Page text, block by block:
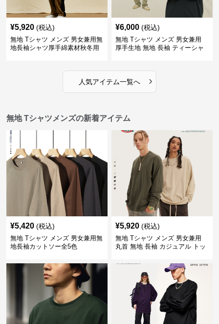
¥5,920 (税込)
無地 Tシャツ メンズ 男女兼用無
地長袖シャツ厚手綿素材秋冬用
¥6,000 (税込)
無地 Tシャツ メンズ 男女兼用
厚手生地 無地 長袖 ティーシャ
人気アイテム一覧へ ›
無地 Tシャツメンズの新着アイテム
¥5,420 (税込)
無地 Tシャツ メンズ 男女兼用無
地長袖カットソー全5色
¥5,920 (税込)
無地 Tシャツ メンズ 男女兼用
丸首 無地 長袖 カジュアル トッ